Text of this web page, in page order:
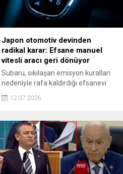
Japon otomotiv devinden
radikal karar: Efsane manuel
vitesli aracı geri dönüyor
Subaru, sıkılaşan emisyon kuralları
nedeniyle rafa kaldırdığı efsanevi
TY85 manuel şanzımanını 2027
yılına kadar üç yeni modelde
hazırlanıyor.
12.07.2026